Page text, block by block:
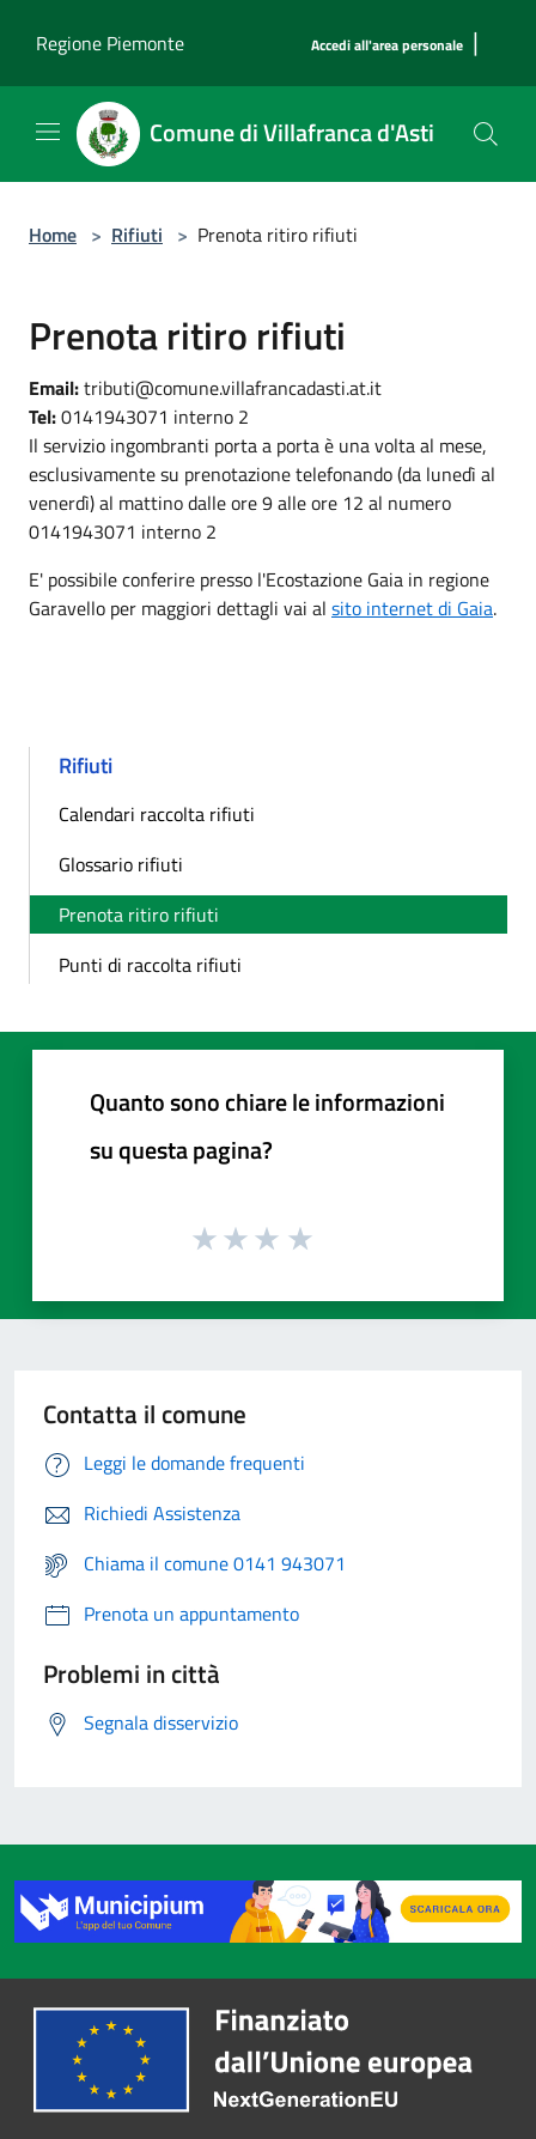
Regione Piemonte
Accedi all'area personale |
Comune di Villafranca d'Asti
Home > Rifiuti > Prenota ritiro rifiuti
Prenota ritiro rifiuti
Email:tributi@comune.villafrancadasti.at.it
Tel:0141943071 interno 2
Il servizio ingombranti porta a porta è una volta al mese,
esclusivamente su prenotazione telefonando (da lunedì al
venerdì) al mattino dalle ore 9 alle ore 12 al numero
0141943071 interno 2
E' possibile conferire presso l'Ecostazione Gaia in regione
Garavello per maggiori dettagli vai al sito internet di Gaia.
Rifiuti
Calendari raccolta rifiuti
Glossario rifiuti
Prenota ritiro rifiuti
Punti di raccolta rifiuti
Quanto sono chiare le informazioni
su questa pagina?
Contatta il comune
Leggi le domande frequenti
Richiedi Assistenza
Chiama il comune 0141 943071
Prenota un appuntamento
Problemi in città
Segnala disservizio